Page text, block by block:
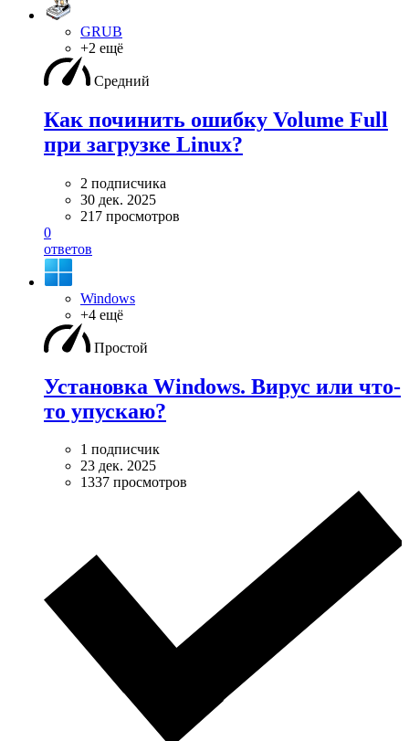
GRUB
+2 ещё
Средний
Как починить ошибку Volume Full
при загрузке Linux?
2 подписчика
30 дек. 2025
217 просмотров
0
ответов
Windows
+4 ещё
Простой
Установка Windows. Вирус или что-
то упускаю?
1 подписчик
23 дек. 2025
1337 просмотров